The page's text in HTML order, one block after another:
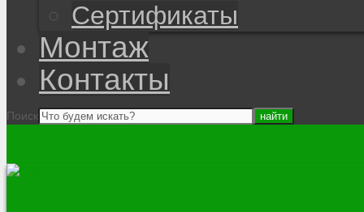
Сертификаты
Монтаж
Контакты
Поиск